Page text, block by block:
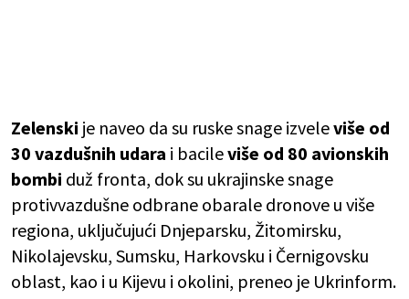
Zelenski je naveo da su ruske snage izveleviše od
30 vazdušnih udara i bacileviše od 80 avionskih
bombi duž fronta, dok su ukrajinske snage
protivvazdušne odbrane obarale dronove u više
regiona, uključujući Dnjeparsku, Žitomirsku,
Nikolajevsku, Sumsku, Harkovsku i Černigovsku
oblast, kao i u Kijevu i okolini, preneo je Ukrinform.